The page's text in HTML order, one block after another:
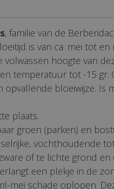
, familie van de
is van ca. mei tot en
hoogte van
temperatuur tot -15 gr.
bloeiwijze. Is
plaats.
groen (parken) en
vochthoudende
of te lichte grond en
een plekje in de
mei schade oplopen.